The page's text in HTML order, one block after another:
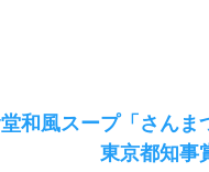
和風スープ「さんま
東京都知事